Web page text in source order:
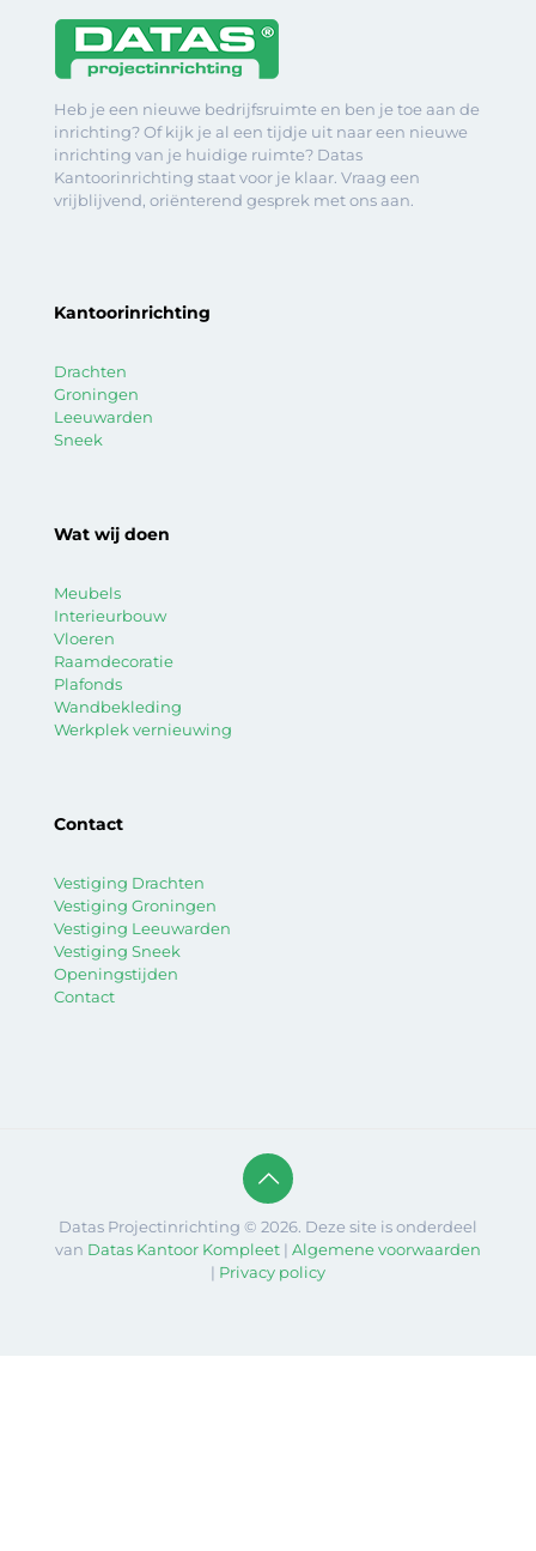
Heb je een nieuwe bedrijfsruimte en ben je toe aan de
inrichting? Of kijk je al een tijdje uit naar een nieuwe
inrichting van je huidige ruimte? Datas
Kantoorinrichting staat voor je klaar. Vraag een
vrijblijvend, oriënterend gesprek met ons aan.
Kantoorinrichting
Drachten
Groningen
Leeuwarden
Sneek
Wat wij doen
Meubels
Interieurbouw
Vloeren
Raamdecoratie
Plafonds
Wandbekleding
Werkplek vernieuwing
Contact
Vestiging Drachten
Vestiging Groningen
Vestiging Leeuwarden
Vestiging Sneek
Openingstijden
Contact
Datas Projectinrichting © 2026. Deze site is onderdeel
van Datas Kantoor Kompleet | Algemene voorwaarden
| Privacy policy